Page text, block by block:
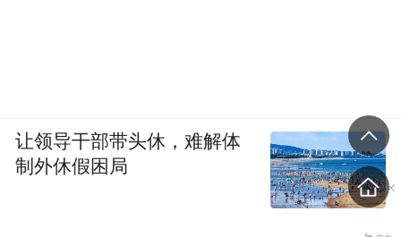
让领导干部带头休，难解体
制外休假困局